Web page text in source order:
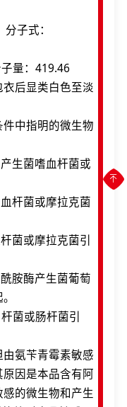
式：
419.46
衣后显类白色至淡
件中指明的微生物
生菌嗜血杆菌或
杆菌或摩拉克菌
菌或摩拉克菌引
胺酶产生菌葡萄
菌或肠杆菌引
氨苄青霉素敏感
因是本品含有阿
的微生物和产生